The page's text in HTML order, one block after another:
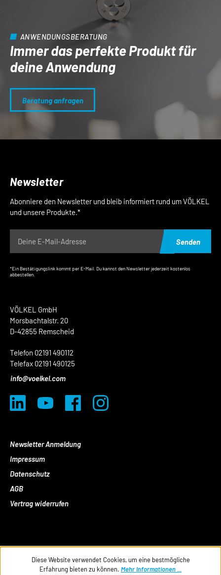
ANWENDUNGSBERATUNG
Immer das perfekte Produkt für
deine Anwendung
Beratung anfragen
VÖLKEL GmbH
Morsbachtalstr. 20
D-42855 Remscheid
Telefon 02191 490112
Telefax 02191 490125
info@voelkel.com
Newsletter Anmeldung
Impressum
Datenschutz
AGB
Vertrag widerrufen
Newsletter
Abonniere den Newsletter und bleib informiert rund um VÖLKEL
und unsere Produkte.*
Senden
*Ein Bestätigungslink kommt per E-Mail. Du kannst den Newsletter jederzeit kostenlos
abbestellen.
Diese Website verwendet Cookies, um eine bestmögliche
Erfahrung bieten zu können. Mehr Informationen ...